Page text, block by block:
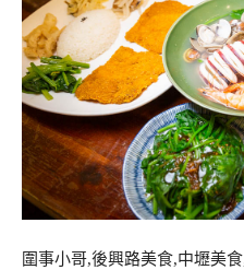
圍事小哥,後興路美食,中壢美